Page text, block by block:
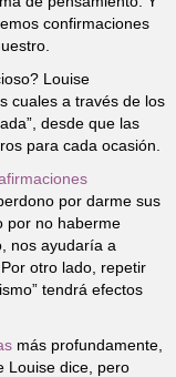
confirmaciones
Louise
cuales a través de los
desde que las
para cada ocasión.
por darme sus
por no haberme
nos ayudaría a
otro lado, repetir
tendrá efectos
más profundamente,
Louise dice, pero